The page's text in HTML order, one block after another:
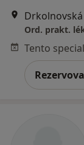
Ord. prakt.